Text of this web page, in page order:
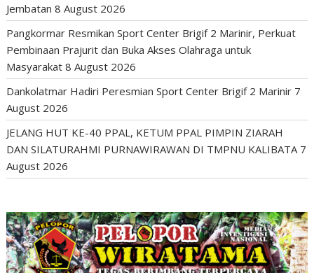
Jembatan 8 August 2026
Pangkormar Resmikan Sport Center Brigif 2 Marinir, Perkuat
Pembinaan Prajurit dan Buka Akses Olahraga untuk
Masyarakat 8 August 2026
Dankolatmar Hadiri Peresmian Sport Center Brigif 2 Marinir 7
August 2026
JELANG HUT KE-40 PPAL, KETUM PPAL PIMPIN ZIARAH
DAN SILATURAHMI PURNAWIRAWAN DI TMPNU KALIBATA 7
August 2026